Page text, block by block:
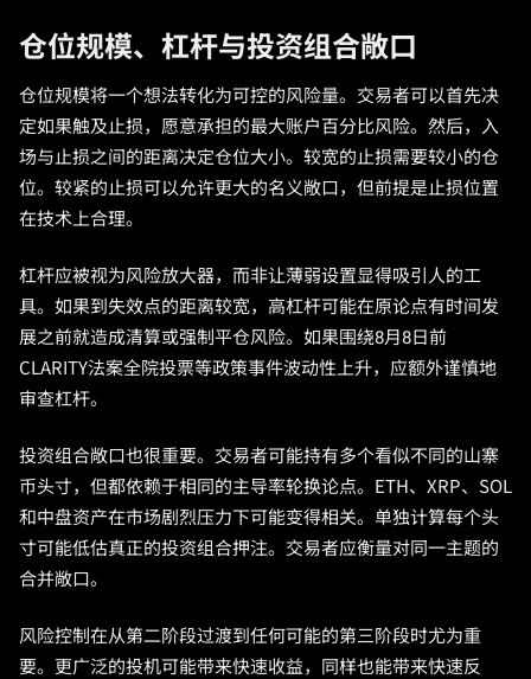
仓位规模、杠杆与投资组合敞口
仓位规模将一个想法转化为可控的风险量。交易者可以首先决
定如果触及止损，愿意承担的最大账户百分比风险。然后，入
场与止损之间的距离决定仓位大小。较宽的止损需要较小的仓
位。较紧的止损可以允许更大的名义敞口，但前提是止损位置
在技术上合理。
杠杆应被视为风险放大器，而非让薄弱设置显得吸引人的工
具。如果到失效点的距离较宽，高杠杆可能在原论点有时间发
展之前就造成清算或强制平仓风险。如果围绕8月8日前
CLARITY法案全院投票等政策事件波动性上升，应额外谨慎地
审查杠杆。
投资组合敞口也很重要。交易者可能持有多个看似不同的山寨
币头寸，但都依赖于相同的主导率轮换论点。ETH、XRP、SOL
和中盘资产在市场剧烈压力下可能变得相关。单独计算每个头
寸可能低估真正的投资组合押注。交易者应衡量对同一主题的
合并敞口。
风险控制在从第二阶段过渡到任何可能的第三阶段时尤为重
要。更广泛的投机可能带来快速收益，同样也能带来快速反